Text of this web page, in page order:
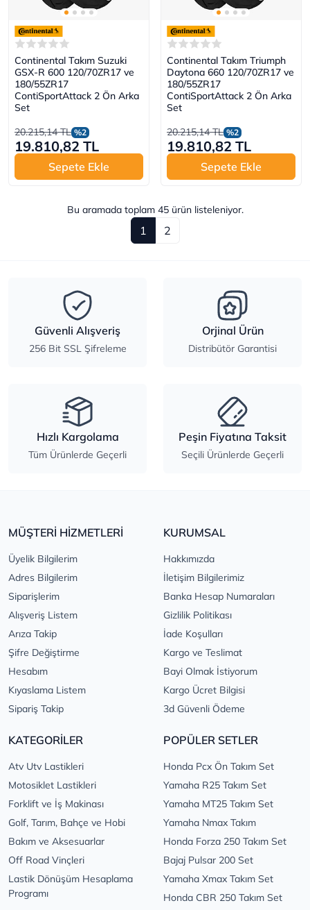
Continental Takım Suzuki
GSX-R 600 120/70ZR17 ve
180/55ZR17
ContiSportAttack 2 Ön Arka
Set
20.215,14 TL %2
19.810,82 TL
Sepete Ekle
Continental Takım Triumph
Daytona 660 120/70ZR17 ve
180/55ZR17
ContiSportAttack 2 Ön Arka
Set
20.215,14 TL %2
19.810,82 TL
Sepete Ekle
Bu aramada toplam 45ürün listeleniyor.
1 2
Güvenli Alışveriş
256 Bit SSL Şifreleme
Orjinal Ürün
Distribütör Garantisi
Hızlı Kargolama
Tüm Ürünlerde Geçerli
Peşin Fiyatına Taksit
Seçili Ürünlerde Geçerli
MÜŞTERİ HİZMETLERİ
Üyelik Bilgilerim
Adres Bilgilerim
Siparişlerim
Alışveriş Listem
Arıza Takip
Şifre Değiştirme
Hesabım
Kıyaslama Listem
Sipariş Takip
KURUMSAL
Hakkımızda
İletişim Bilgilerimiz
Banka Hesap Numaraları
Gizlilik Politikası
İade Koşulları
Kargo ve Teslimat
Bayi Olmak İstiyorum
Kargo Ücret Bilgisi
3d Güvenli Ödeme
KATEGORİLER
Atv Utv Lastikleri
Motosiklet Lastikleri
Forklift ve İş Makinası
Golf, Tarım, Bahçe ve Hobi
Bakım ve Aksesuarlar
Off Road Vinçleri
Lastik Dönüşüm Hesaplama
Programı
POPÜLER SETLER
Honda Pcx Ön Takım Set
Yamaha R25 Takım Set
Yamaha MT25 Takım Set
Yamaha Nmax Takım
Honda Forza 250 Takım Set
Bajaj Pulsar 200 Set
Yamaha Xmax Takım Set
Honda CBR 250 Takım Set